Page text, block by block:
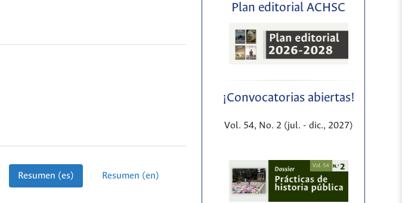
Resumen (es) Resumen (en)
Plan editorial ACHSC
¡Convocatorias abiertas!
Vol. 54, No. 2 (jul. - dic., 2027)